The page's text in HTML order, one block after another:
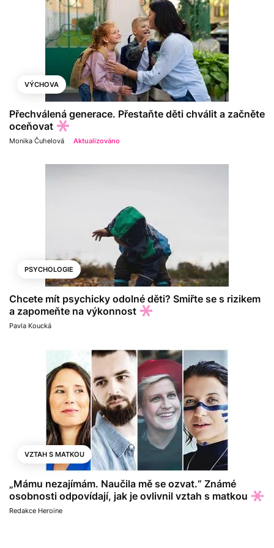
VÝCHOVA
Přechválená generace. Přestaňte děti chválit a začněte
oceňovat
Monika Čuhelová Aktualizováno
PSYCHOLOGIE
Chcete mít psychicky odolné děti? Smiřte se s rizikem
a zapomeňte na výkonnost
Pavla Koucká
VZTAH S MATKOU
„Mámu nezajímám. Naučila mě se ozvat.“ Známé
osobnosti odpovídají, jak je ovlivnil vztah s matkou
Redakce Heroine